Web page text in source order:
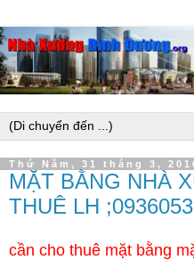
Thứ Năm, 31 tháng 3,
MẶT BẰNG NHÀ
THUÊ LH
cần cho thuê mặt bằng